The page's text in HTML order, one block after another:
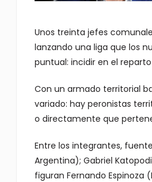
Unos treinta jefes
lanzando una liga que los
puntual: incidir en el
Con un armado territorial
variado: hay peronistas
o directamente que
Entre los integrantes,
Argentina); Gabriel
figuran Fernando Espinoza